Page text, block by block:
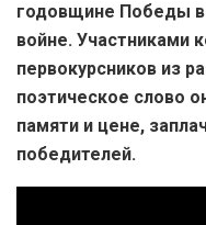
годовщине Победы в
войне. Участниками
первокурсников из
поэтическое слово
памяти и цене,
победителей.